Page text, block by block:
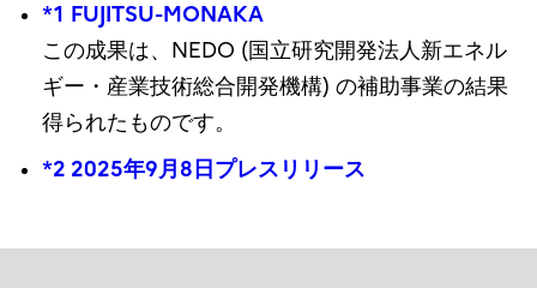
*1 FUJITSU-MONAKA
この成果は、NEDO (国立研究開発法人新エネル
ギー・産業技術総合開発機構) の補助事業の結果
得られたものです。
*2 2025年9月8日プレスリリース